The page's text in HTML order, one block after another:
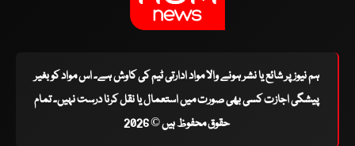
ہم نیوز پر شائع یا نشر ہونے والا مواد ادارتی ٹیم کی کاوش ہے۔ اس مواد کو بغیر
پیشگی اجازت کسی بھی صورت میں استعمال یا نقل کرنا درست نہیں۔ تمام
حقوق محفوظ ہیں © 2026